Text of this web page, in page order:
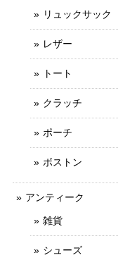
リュックサック
レザー
トート
クラッチ
ポーチ
ボストン
アンティーク
雑貨
シューズ